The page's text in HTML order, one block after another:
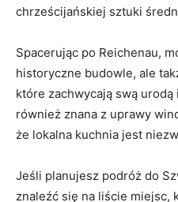
chrześcijańskiej sztuki
Spacerując po Reichenau,
historyczne budowle, ale
które zachwycają swą
również znana z uprawy
że lokalna kuchnia jest
Jeśli planujesz podróż do
znaleźć się na liście miejsc,